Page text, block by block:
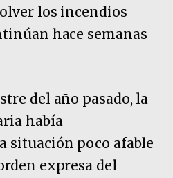
los incendios
hace semanas
del año pasado, la
había
situación poco afable
expresa del